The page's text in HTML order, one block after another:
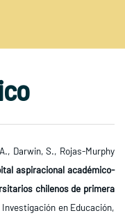
Darwin, S., Rojas-Murphy
aspiracional académico-
chilenos de primera
en Educación,